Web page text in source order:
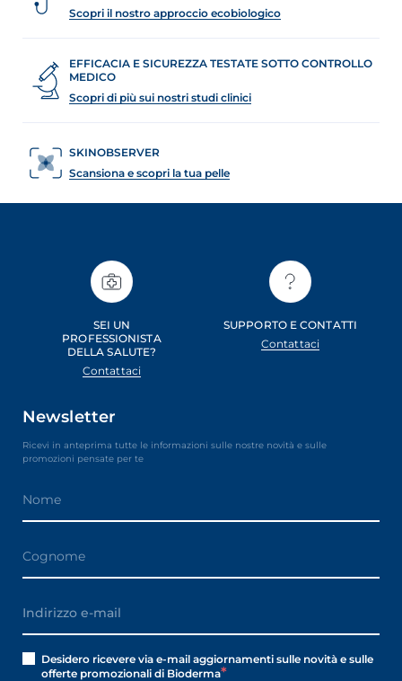
Scopri il nostro approccio ecobiologico
EFFICACIA E SICUREZZA TESTATE SOTTO CONTROLLO
MEDICO
Scopri di più sui nostri studi clinici
SKINOBSERVER
Scansiona e scopri la tua pelle
SEI UN
PROFESSIONISTA
DELLA SALUTE?
Contattaci
SUPPORTO E CONTATTI
Contattaci
Newsletter
Ricevi in anteprima tutte le informazioni sulle nostre novità e sulle
promozioni pensate per te
Desidero ricevere via e-mail aggiornamenti sulle novità e sulle
offerte promozionali di Bioderma